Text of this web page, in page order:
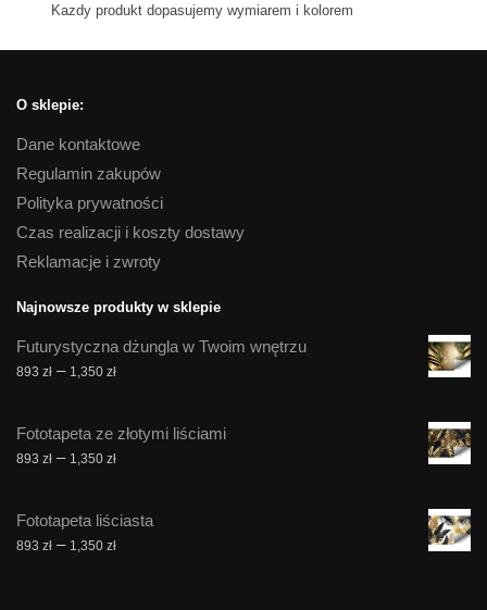
Kazdy produkt dopasujemy wymiarem i kolorem
O sklepie:
Dane kontaktowe
Regulamin zakupów
Polityka prywatności
Czas realizacji i koszty dostawy
Reklamacje i zwroty
Najnowsze produkty w sklepie
Futurystyczna dżungla w Twoim wnętrzu
893 zł – 1,350 złZakres
893 zł
do
Fototapeta ze złotymi liściami
893 zł – 1,350 złZakres
893 zł
do
Fototapeta liściasta
893 zł – 1,350 złZakres